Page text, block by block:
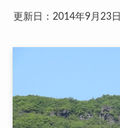
更新日：2014年9月23日